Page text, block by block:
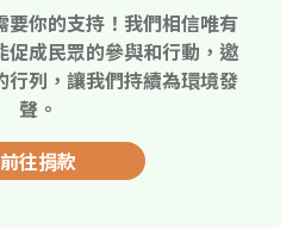
要你的支持！我們相信唯有
促成民眾的參與和行動，邀
行列，讓我們持續為環境發
聲。
前往捐款